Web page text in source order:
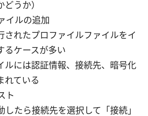
うか）
イルの追加
されたプロファイルファイルをイ
るケースが多い
ルには認証情報、接続先、暗号化
れている
ト
したら接続先を選択して「接続」